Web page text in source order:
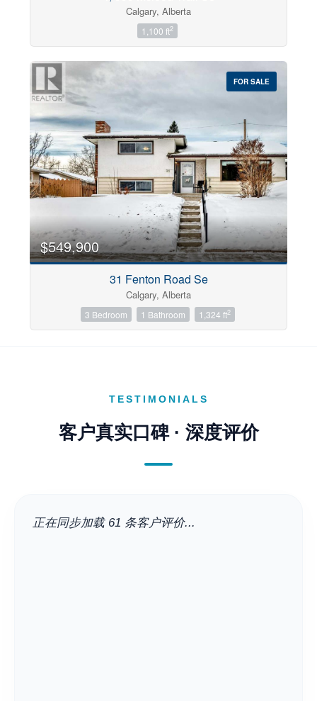
Calgary, Alberta
1,100 ft2
FOR SALE
$549,900
31 Fenton Road Se
Calgary, Alberta
3 Bedroom 1 Bathroom 1,324 ft2
TESTIMONIALS
客户真实口碑 · 深度评价
正在同步加载 61 条客户评价...